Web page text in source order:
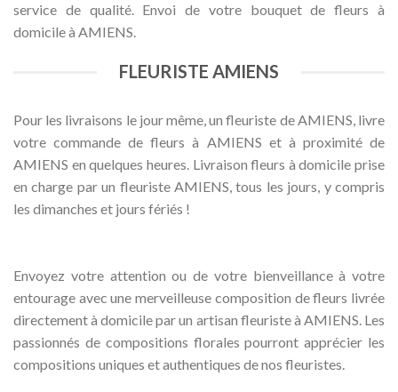
service de qualité. Envoi de votre bouquet de fleurs à
domicile à AMIENS.
FLEURISTE AMIENS
Pour les livraisons le jour même, un fleuriste de AMIENS, livre
votre commande de fleurs à AMIENS et à proximité de
AMIENS en quelques heures. Livraison fleurs à domicile prise
en charge par un fleuriste AMIENS, tous les jours, y compris
les dimanches et jours fériés !
Envoyez votre attention ou de votre bienveillance à votre
entourage avec une merveilleuse composition de fleurs livrée
directement à domicile par un artisan fleuriste à AMIENS. Les
passionnés de compositions florales pourront apprécier les
compositions uniques et authentiques de nos fleuristes.